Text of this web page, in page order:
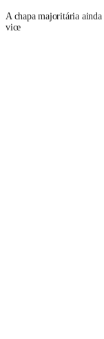
A chapa majoritária
vice